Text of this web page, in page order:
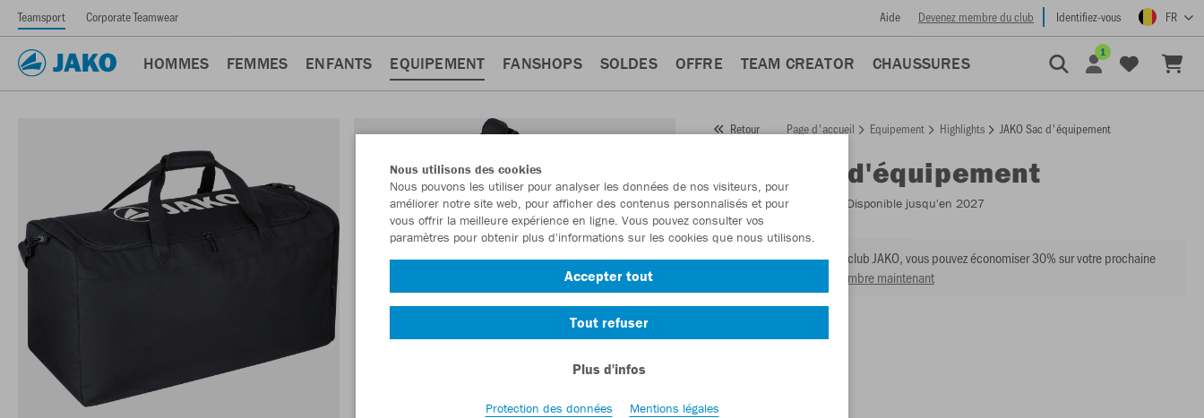
Teamsport Corporate Teamwear Aide Devenez membre du club Identifiez-vous FR
HOMMES FEMMES ENFANTS EQUIPEMENT FANSHOPS SOLDES OFFRE TEAM CREATOR CHAUSSURES
1
Retour Page d'accueil Equipement Highlights JAKO Sac d'équipement
Sac d'équipement
Numéro d’article: - Disponible jusqu'en 2027
En tant que membre du club JAKO, vous pouvez économiser 30% sur votre prochaine
Devenir membre maintenant
Nous utilisons des cookies
Nous pouvons les utiliser pour analyser les données de nos visiteurs, pour
améliorer notre site web, pour afficher des contenus personnalisés et pour
vous offrir la meilleure expérience en ligne. Vous pouvez consulter vos
paramètres pour obtenir plus d'informations sur les cookies que nous utilisons.
Accepter tout
Tout refuser
Plus d'infos
Protection des données Mentions légales